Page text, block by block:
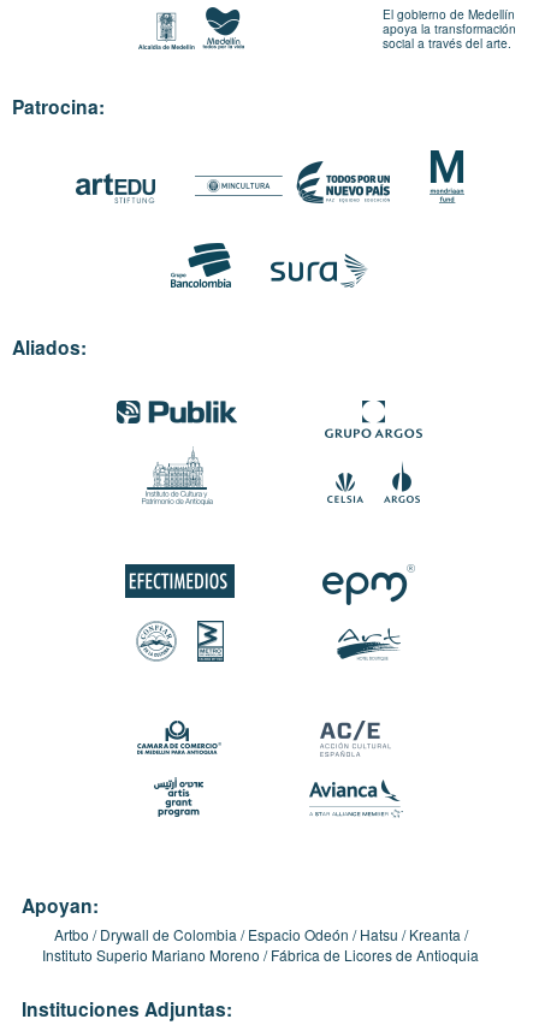
El gobierno de Medellín
apoya la transformación
social a través del arte.
Patrocina:
Aliados:
Apoyan:
Artbo Drywall de Colombia Espacio Odeón Hatsu
Kreanta
Instituto Superio Mariano Moreno
Fábrica de Licores de Antioquia
Instituciones Adjuntas: